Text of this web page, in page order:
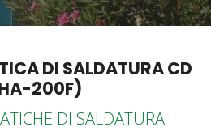
DI SALDATURA CD
200F)
DI SALDATURA